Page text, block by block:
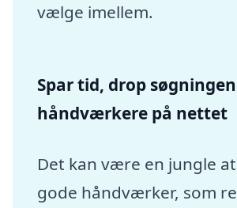
vælge imellem.
Spar tid, drop
håndværkere på nettet
Det kan være en jungle
gode håndværker, som